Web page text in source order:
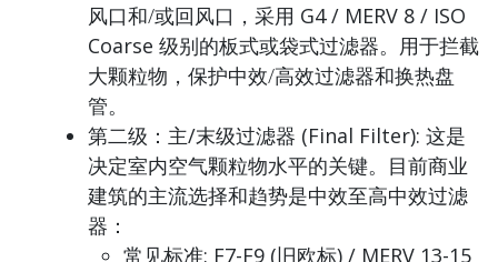
风口和/或回风口，采用 G4 / MERV 8 / ISO
Coarse 级别的板式或袋式过滤器。用于拦截
大颗粒物，保护中效/高效过滤器和换热盘
管。
第二级：主/末级过滤器 (Final Filter): 这是
决定室内空气颗粒物水平的关键。目前商业
建筑的主流选择和趋势是中效至高中效过滤
器：
常见标准: F7-F9 (旧欧标) / MERV 13-15